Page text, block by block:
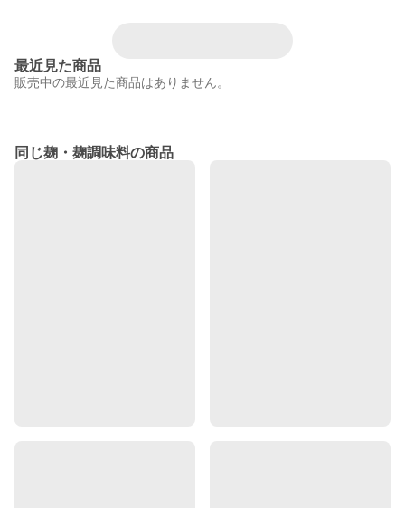
最近見た商品
販売中の最近見た商品はありません。
同じ麹・麹調味料の商品